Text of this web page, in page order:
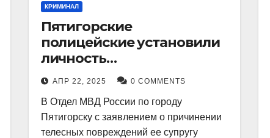
КРИМИНАЛ
Пятигорские
полицейские установили
личность
злоумышленника,
причинившего телесные
повреждения местному
жителю
АПР 22, 2025 0 COMMENTS
В Отдел МВД России по городу
Пятигорску с заявлением о причинении
телесных повреждений ее супругу